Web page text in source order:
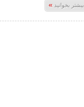
بیشتر بخوانید»